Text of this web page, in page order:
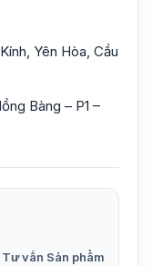
Yên Hòa, Cầu
Bàng – P1 –
vấn Sản phẩm